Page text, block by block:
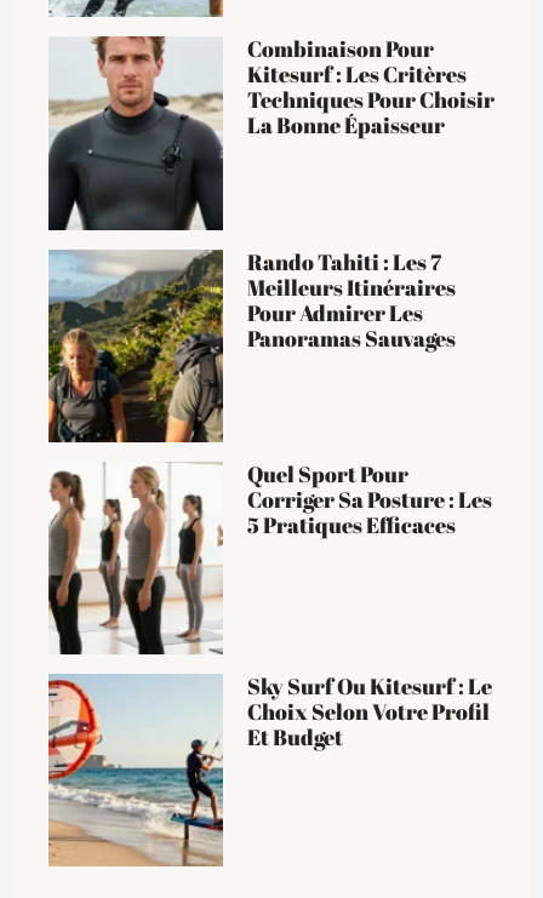
Combinaison Pour
Kitesurf : Les Critères
Techniques Pour Choisir
La Bonne Épaisseur
Rando Tahiti : Les 7
Meilleurs Itinéraires
Pour Admirer Les
Panoramas Sauvages
Quel Sport Pour
Corriger Sa Posture : Les
5 Pratiques Efficaces
Sky Surf Ou Kitesurf : Le
Choix Selon Votre Profil
Et Budget